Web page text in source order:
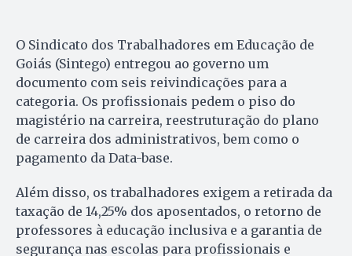
O Sindicato dos Trabalhadores em Educação de
Goiás (Sintego) entregou ao governo um
documento com seis reivindicações para a
categoria. Os profissionais pedem o piso do
magistério na carreira, reestruturação do plano
de carreira dos administrativos, bem como o
pagamento da Data-base.
Além disso, os trabalhadores exigem a retirada da
taxação de 14,25% dos aposentados, o retorno de
professores à educação inclusiva e a garantia de
segurança nas escolas para profissionais e